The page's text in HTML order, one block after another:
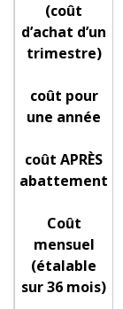
(coût
d’achat d’un
trimestre)
coût pour
une année
coût APRÈS
abattement
Coût
mensuel
(étalable
sur 36 mois)